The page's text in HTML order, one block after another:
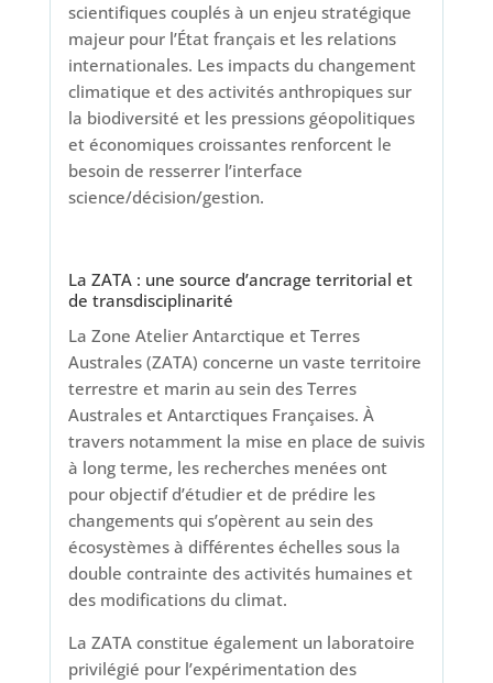
scientifiques couplés à un enjeu stratégique
majeur pour l’État français et les relations
internationales. Les impacts du changement
climatique et des activités anthropiques sur
la biodiversité et les pressions géopolitiques
et économiques croissantes renforcent le
besoin de resserrer l’interface
science/décision/gestion.
La ZATA : une source d’ancrage territorial et
de transdisciplinarité
La Zone Atelier Antarctique et Terres
Australes (ZATA) concerne un vaste territoire
terrestre et marin au sein des Terres
Australes et Antarctiques Françaises. À
travers notamment la mise en place de suivis
à long terme, les recherches menées ont
pour objectif d’étudier et de prédire les
changements qui s’opèrent au sein des
écosystèmes à différentes échelles sous la
double contrainte des activités humaines et
des modifications du climat.
La ZATA constitue également un laboratoire
privilégié pour l’expérimentation des